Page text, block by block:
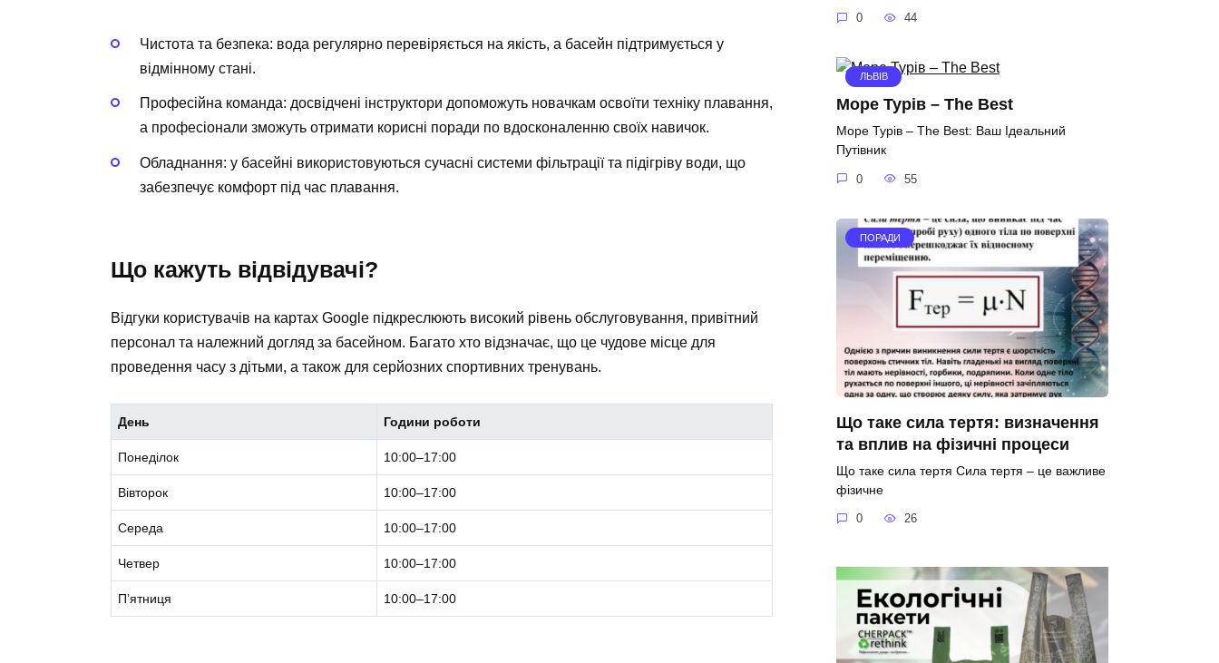
Чистота та безпека: вода регулярно перевіряється на якість, а басейн підтримується у
відмінному стані.
Професійна команда: досвідчені інструктори допоможуть новачкам освоїти техніку плавання,
а професіонали зможуть отримати корисні поради по вдосконаленню своїх навичок.
Обладнання: у басейні використовуються сучасні системи фільтрації та підігріву води, що
забезпечує комфорт під час плавання.
Що кажуть відвідувачі?
Відгуки користувачів на картах Google підкреслюють високий рівень обслуговування, привітний
персонал та належний догляд за басейном. Багато хто відзначає, що це чудове місце для
проведення часу з дітьми, а також для серйозних спортивних тренувань.
День Години роботи
Понеділок 10:00–17:00
Вівторок 10:00–17:00
Середа 10:00–17:00
Четвер 10:00–17:00
Пʼятниця 10:00–17:00
0 44
ЛЬВІВ
Море Турів – The Best
Море Турів – The Best: Ваш Ідеальний
Путівник
0 55
ПОРАДИ
Що таке сила тертя: визначення
та вплив на фізичні процеси
Що таке сила тертя Сила тертя – це важливе
фізичне
0 26